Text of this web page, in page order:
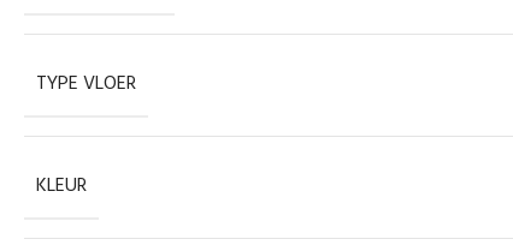
TYPE VLOER
KLEUR